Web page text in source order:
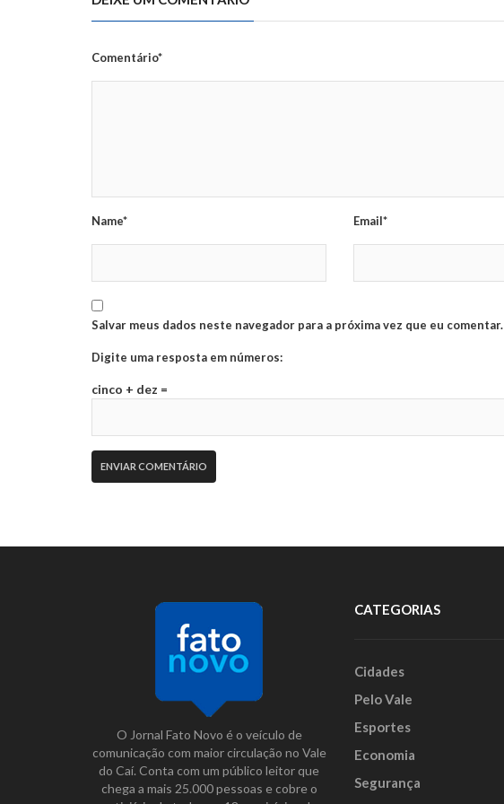
Comentário*
Name* Email*
Salvar meus dados neste navegador para a próxima vez que eu comentar.
Digite uma resposta em números:
cinco + dez =
O Jornal Fato Novo é o veículo de
comunicação com maior circulação no Vale
do Caí. Conta com um público leitor que
chega a mais 25.000 pessoas e cobre o
CATEGORIAS
Cidades
Pelo Vale
Esportes
Economia
Segurança